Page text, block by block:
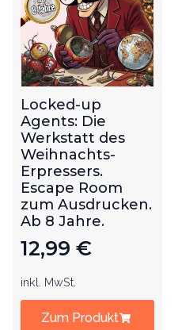
Locked-up
Agents: Die
Werkstatt des
Weihnachts-
Erpressers.
Escape Room
zum Ausdrucken.
Ab 8 Jahre.
12,99 €
inkl. MwSt.
Zum Produkt